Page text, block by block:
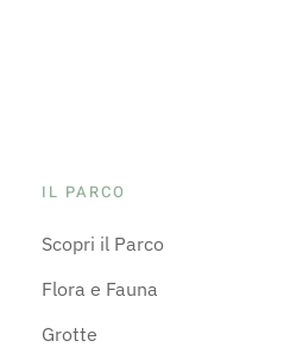
IL PARCO
Scopri il Parco
Flora e Fauna
Grotte